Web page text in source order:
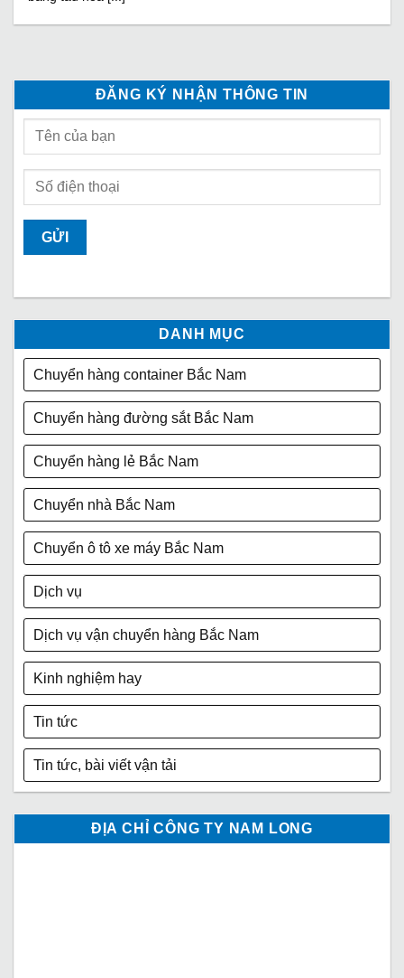
ĐĂNG KÝ NHẬN THÔNG TIN
DANH MỤC
Chuyển hàng container Bắc Nam
Chuyển hàng đường sắt Bắc Nam
Chuyển hàng lẻ Bắc Nam
Chuyển nhà Bắc Nam
Chuyển ô tô xe máy Bắc Nam
Dịch vụ
Dịch vụ vận chuyển hàng Bắc Nam
Kinh nghiệm hay
Tin tức
Tin tức, bài viết vận tải
ĐỊA CHỈ CÔNG TY NAM LONG